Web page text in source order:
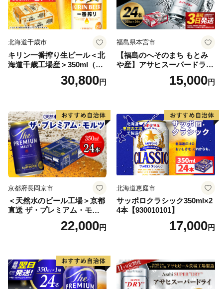
北海道千歳市
キリン一番搾り生ビール＜北
海道千歳工場産＞350ml（24
30,800円
福島県本宮市
【福島のへそのまち もとみ
や産】アサヒスーパードライ
350ml×24本 合計8.4L 1ケー
ス アルコール度数5% 缶ビー
口 送料無料 カメイ 本宮市
【07214-0206】
15,000円
京都府長岡京市
＜天然水のビール工場＞京都
直送 ザ・プレミアム・モル
ツ 350ml×24本 プレモル [149
22,000円
北海道恵庭市
サッポロクラシック350ml×2
4本【930010101】
17,000円